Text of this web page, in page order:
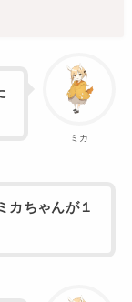
ミカ
カちゃんが１